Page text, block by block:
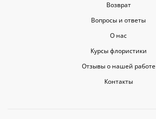
Возврат
Вопросы и ответы
О нас
Курсы флористики
Отзывы о нашей работе
Контакты